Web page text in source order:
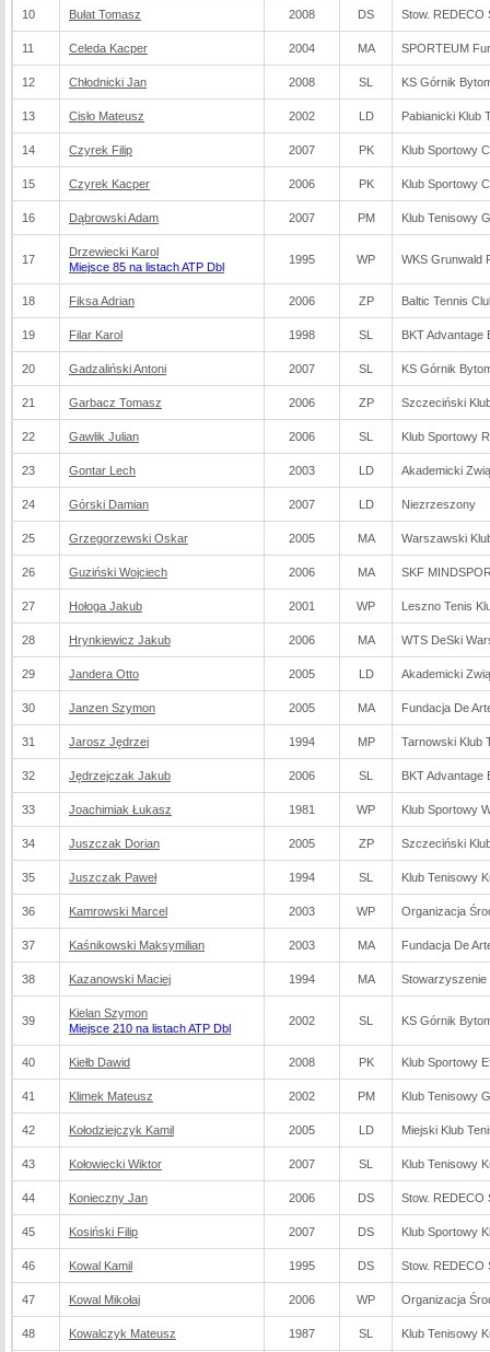
10 Bułat Tomasz 2008 DS Stow. REDECO
11 Celeda Kacper 2004 MA SPORTEUM
12 Chłodnicki Jan 2008 SL KS Górnik
13 Cisło Mateusz 2002 LD Pabianicki Klub
14 Czyrek Filip 2007 PK Klub Sportowy
15 Czyrek Kacper 2006 PK Klub Sportowy
16 Dąbrowski Adam 2007 PM Klub Tenisowy
17
Drzewiecki Karol
Miejsce 85 na listach ATP Dbl
1995 WP WKS Grunwald
18 Fiksa Adrian 2006 ZP Baltic Tennis
19 Filar Karol 1998 SL BKT Advantage
20 Gadzaliński Antoni 2007 SL KS Górnik
21 Garbacz Tomasz 2006 ZP Szczeciński
22 Gawlik Julian 2006 SL Klub Sportowy
23 Gontar Lech 2003 LD Akademicki
24 Górski Damian 2007 LD Niezrzeszony
25 Grzegorzewski Oskar 2005 MA Warszawski
26 Guziński Wojciech 2006 MA SKF
27 Hołoga Jakub 2001 WP Leszno Tenis
28 Hrynkiewicz Jakub 2006 MA WTS DeSki
29 Jandera Otto 2005 LD Akademicki
30 Janzen Szymon 2005 MA Fundacja De
31 Jarosz Jędrzej 1994 MP Tarnowski Klub
32 Jędrzejczak Jakub 2006 SL BKT Advantage
33 Joachimiak Łukasz 1981 WP Klub Sportowy
34 Juszczak Dorian 2005 ZP Szczeciński
35 Juszczak Paweł 1994 SL Klub Tenisowy
36 Kamrowski Marcel 2003 WP Organizacja
37 Kaśnikowski Maksymilian 2003 MA Fundacja De
38 Kazanowski Maciej 1994 MA Stowarzyszenie
39
Kielan Szymon
Miejsce 210 na listach ATP Dbl
2002 SL KS Górnik
40 Kiełb Dawid 2008 PK Klub Sportowy
41 Klimek Mateusz 2002 PM Klub Tenisowy
42 Kołodziejczyk Kamil 2005 LD Miejski Klub
43 Kołowiecki Wiktor 2007 SL Klub Tenisowy
44 Konieczny Jan 2006 DS Stow. REDECO
45 Kosiński Filip 2007 DS Klub Sportowy
46 Kowal Kamil 1995 DS Stow. REDECO
47 Kowal Mikołaj 2006 WP Organizacja
48 Kowalczyk Mateusz 1987 SL Klub Tenisowy